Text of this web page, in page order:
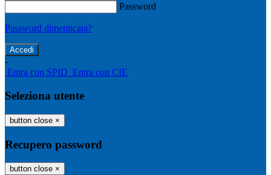
Password
Password dimenticata?
-
Entra con SPID Entra con CIE
Seleziona utente
button close ×
Recupero password
button close ×